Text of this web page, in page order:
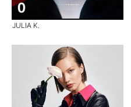
JULIA K.